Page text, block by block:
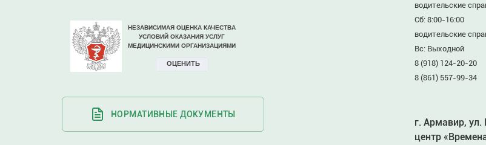
НОРМАТИВНЫЕ ДОКУМЕНТЫ
водительские
Сб: 8:00-16:00
водительские
Вс: Выходной
8 (918) 124-20-20
8 (861) 557-99-34
г. Армавир,
центр